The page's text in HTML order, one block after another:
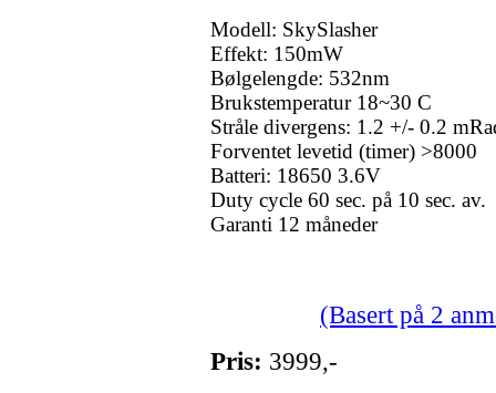
Modell: SkySlasher
Effekt: 150mW
Bølgelengde: 532nm
Brukstemperatur 18~30 C
Stråle divergens: 1.2 +/- 0.2
Forventet levetid (timer) >8000
Batteri: 18650 3.6V
Duty cycle 60 sec. på 10 sec. av.
Garanti 12 måneder
(Basert på 2
Pris: 3999,-